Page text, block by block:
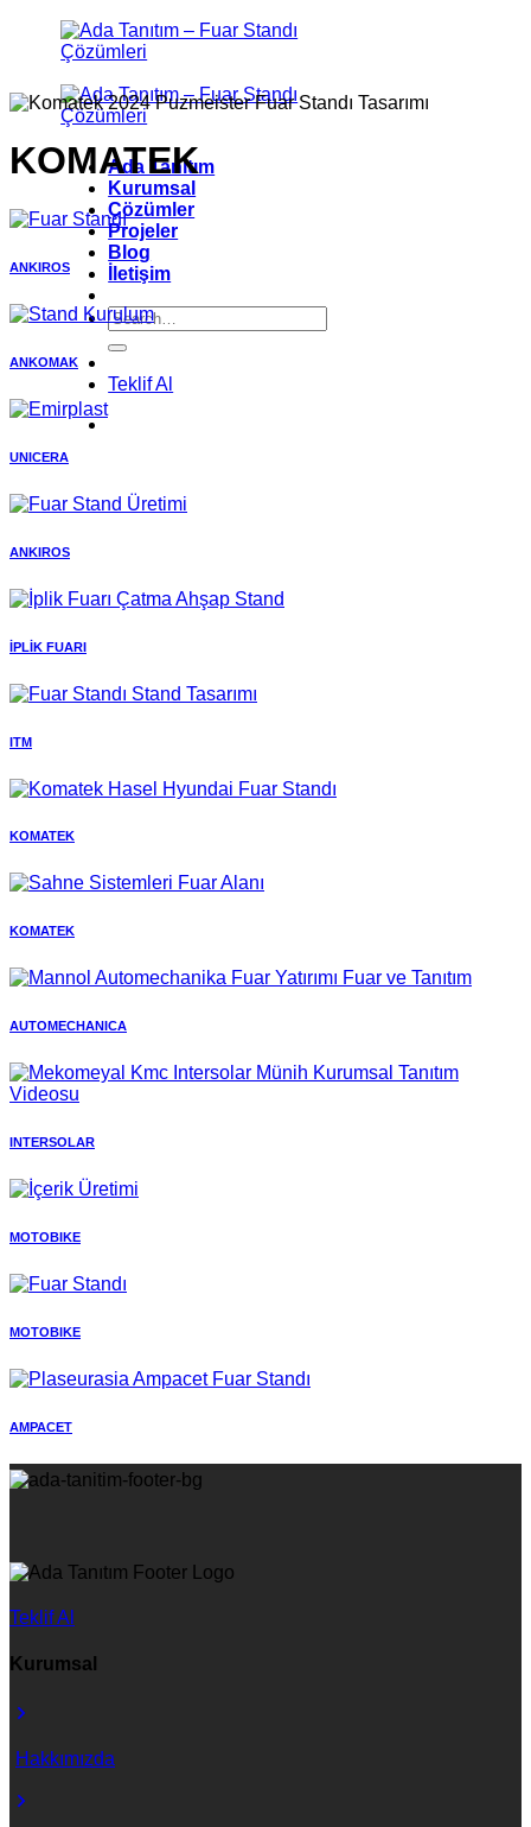
İçeriğe
Ada Tanıtım
Kurumsal
Çözümler
Projeler
Blog
İletişim
Teklif Al
KOMATEK
ANKIROS
ANKOMAK
UNICERA
ANKIROS
İPLİK FUARI
ITM
KOMATEK
KOMATEK
AUTOMECHANICA
INTERSOLAR
MOTOBIKE
MOTOBIKE
AMPACET
Teklif Al
Kurumsal
Hakkımızda